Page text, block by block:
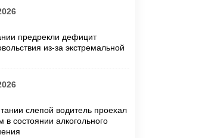
предрекли дефицит
из-за экстремальной
слепой водитель проехал
в состоянии алкогольного